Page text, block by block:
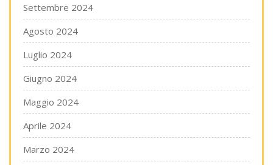
Settembre 2024
Agosto 2024
Luglio 2024
Giugno 2024
Maggio 2024
Aprile 2024
Marzo 2024